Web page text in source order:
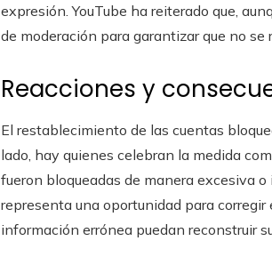
expresión. YouTube ha reiterado que,
de moderación para garantizar que no
Reacciones y
El restablecimiento de las cuentas
lado, hay quienes celebran la medida
fueron bloqueadas de manera excesiva o
representa una oportunidad para
información errónea puedan reconstruir